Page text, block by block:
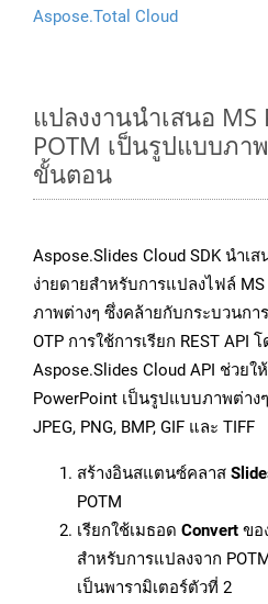
Aspose.Total Cloud
แปลงงานนำเสนอ
POTM เป็นรูปแบบภา
ขั้นตอน
Aspose.Slides Cloud SDK นำเ
ง่ายดายสำหรับการแปลงไฟล์
ภาพต่างๆ ซึ่งคล้ายกับกระบวนก
OTP การใช้การเรียก REST API
Aspose.Slides Cloud API ช่วย
PowerPoint เป็นรูปแบบภาพต่า
JPEG, PNG, BMP, GIF และ TIFF
สร้างอินสแตนซ์คลาส
POTM
เรียกใช้เมธอด Convert ขอ
สำหรับการแปลงจาก
เป็นพารามิเตอร์ตัวที่ 2